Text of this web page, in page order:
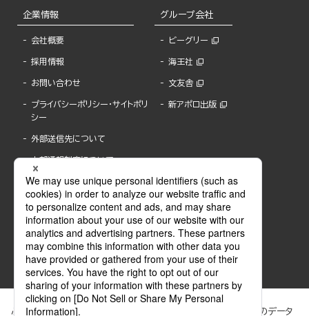
企業情報
会社概要
採用情報
お問い合わせ
プライバシーポリシー・サイトポリ
シー
外部送信先について
内部通報制度について
グループ会社
ビーグリー
海王社
文友舎
新アポロ出版
ぶんか社が運営するサイトでは、利便性向上のためにCookie等のデータ